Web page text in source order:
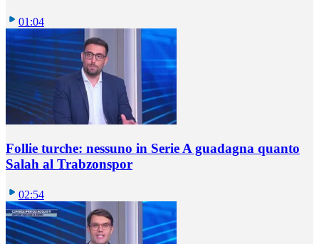
01:04
Follie turche: nessuno in Serie A guadagna quanto
Salah al Trabzonspor
02:54